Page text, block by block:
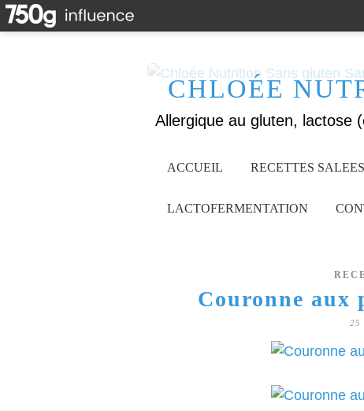
CHLOÉE
ACCUEIL RECETTES SALEES
LACTOFERMENTATION
Couronne aux
25